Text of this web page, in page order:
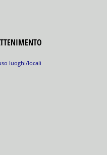
luoghi/locali